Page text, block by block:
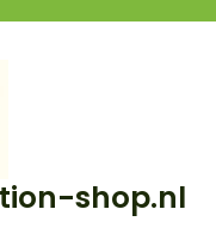
shop.nl